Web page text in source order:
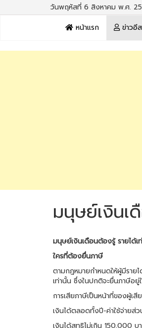
วันพฤหัสที่ 6 สิงหาคม พ.ศ.
หน้าแรก
ข่าวอี
มนุษย์เงินเ
มนุษย์เงินเดือนต้องรู้ รายได้
ใครที่ต้องยื่นภาษี
ตามกฎหมายกำหนดให้ผู้มีราย
เท่านั้น ซึ่งในปกติจะยื่นภาษีอ
การเสียภาษีเป็นหน้าที่ของผู้เ
เงินได้ตลอดทั้งปี-ค่าใช้จ่าย
เงินได้สุทธิไม่เกิน 150,000